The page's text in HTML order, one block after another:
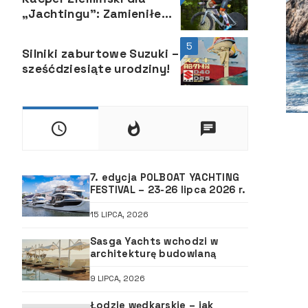
„Jachtingu”: Zamieniłem
5
Silniki zaburtowe Suzuki –
sześćdziesiąte urodziny!
7. edycja POLBOAT YACHTING
FESTIVAL – 23-26 lipca 2026 r.
15 LIPCA, 2026
Sasga Yachts wchodzi w
architekturę budowlaną
9 LIPCA, 2026